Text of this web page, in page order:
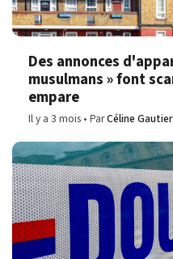
Des annonces
musulmans » font
empare
Il y a 3 mois ParCéline Gautier